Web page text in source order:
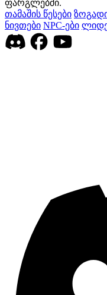
ფარგლებში.
თამაშის წესები
ნივთები NPC-ები